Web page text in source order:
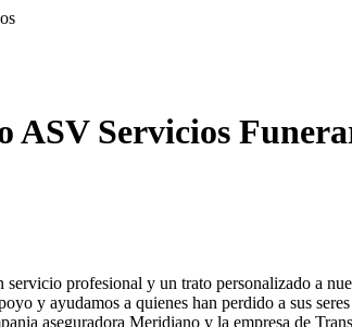
ASV Servicios
profesional y un trato personalizado a
y ayudamos a quienes han perdido a sus
aseguradora Meridiano y la empresa de